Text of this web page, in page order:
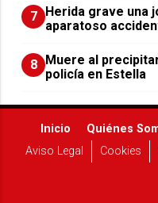
7
Herida grave una
aparatoso
8
Muere al
policía en Estella
Inicio Quiénes
Aviso Legal
Cookies